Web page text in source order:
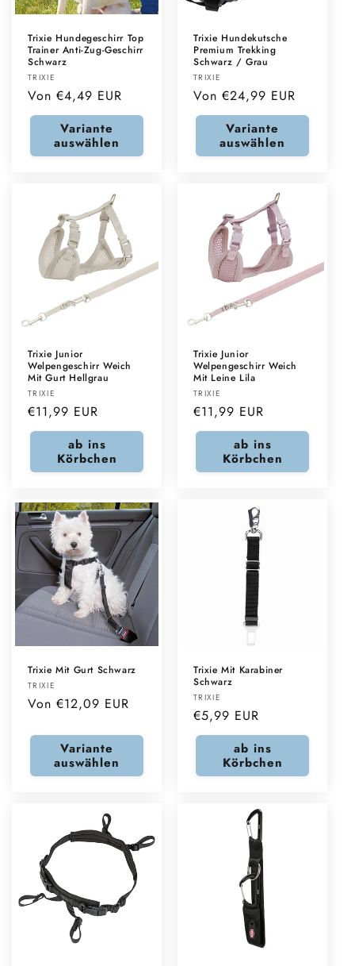
Trixie Hundegeschirr Top
Trainer Anti-Zug-Geschirr
Schwarz
Anbieter:
TRIXIE
Normaler
Preis
Von €4,49 EUR
Variante
auswählen
Trixie Hundekutsche
Premium Trekking
Schwarz / Grau
Anbieter:
TRIXIE
Normaler
Preis
Von €24,99 EUR
Variante
auswählen
Trixie Junior
Welpengeschirr Weich
Mit Gurt Hellgrau
Anbieter:
TRIXIE
Normaler
Preis
€11,99 EUR
ab ins
Körbchen
Trixie Junior
Welpengeschirr Weich
Mit Leine Lila
Anbieter:
TRIXIE
Normaler
Preis
€11,99 EUR
ab ins
Körbchen
Trixie Mit Gurt Schwarz
Anbieter:
TRIXIE
Normaler
Von €12,09 EUR
Variante
auswählen
Trixie Mit Karabiner
Schwarz
Anbieter:
TRIXIE
Normaler
Preis
€5,99 EUR
ab ins
Körbchen